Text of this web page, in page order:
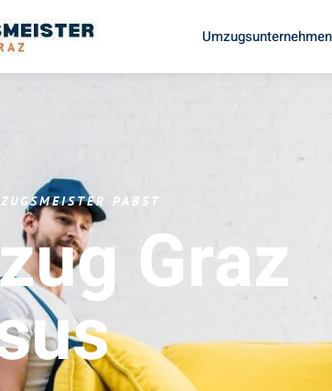
PABST
Graz